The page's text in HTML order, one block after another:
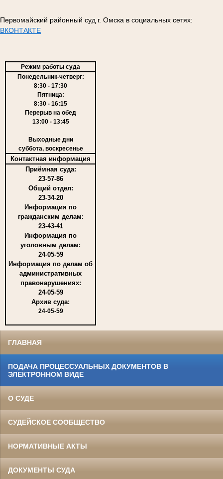
Первомайский районный суд г. Омска в социальных сетях:
ВКОНТАКТЕ
Режим работы суда
Понедельник-четверг:
8:30 - 17:30
Пятница:
8:30 - 16:15
Перерыв на обед
13:00 - 13:45
Выходные дни
суббота, воскресенье
Контактная информация
Приёмная суда:
23-57-86
Общий отдел:
23-34-20
Информация по
гражданским делам:
23-43-41
Информация по
уголовным делам:
24-05-59
Информация по делам об
административных
правонарушениях:
24-05-59
Архив суда:
24-05-59
ГЛАВНАЯ
ПОДАЧА ПРОЦЕССУАЛЬНЫХ ДОКУМЕНТОВ В
ЭЛЕКТРОННОМ ВИДЕ
О СУДЕ
СУДЕЙСКОЕ СООБЩЕСТВО
НОРМАТИВНЫЕ АКТЫ
ДОКУМЕНТЫ СУДА